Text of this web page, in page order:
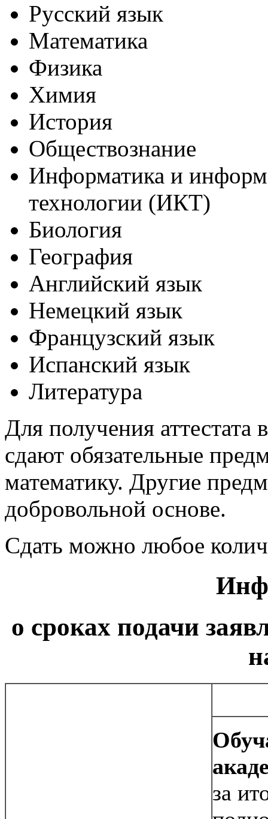
Русский язык
Математика
Физика
Химия
История
Обществознание
Информатика и
технологии (ИКТ)
Биология
География
Английский язык
Немецкий язык
Французский язык
Испанский язык
Литература
Для получения аттестата
сдают обязательные
математику. Другие
добровольной основе.
Сдать можно любое
о сроках подачи
за